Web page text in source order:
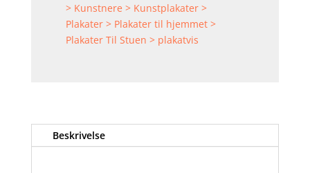
> Kunstnere > Kunstplakater >
Plakater > Plakater til hjemmet >
Plakater Til Stuen > plakatvis
Beskrivelse